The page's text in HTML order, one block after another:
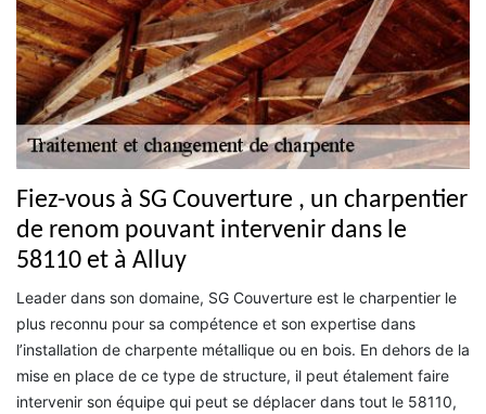
Fiez-vous à SG Couverture , un charpentier
de renom pouvant intervenir dans le
58110 et à Alluy
Leader dans son domaine, SG Couverture est le charpentier le
plus reconnu pour sa compétence et son expertise dans
l’installation de charpente métallique ou en bois. En dehors de la
mise en place de ce type de structure, il peut étalement faire
intervenir son équipe qui peut se déplacer dans tout le 58110,